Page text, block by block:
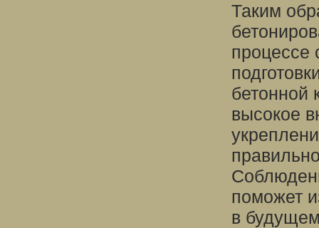
Таким
процессе
бетонной
высокое
поможет
в